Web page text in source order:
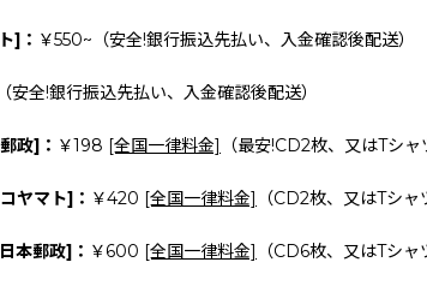
]： ￥550~（安全!銀行振込先払い、入金確認後配送）
安全!銀行振込先払い、入金確認後配送）
政]： ￥198 [全国一律料金] （最安!CD2枚、又はTシ
ヤマト]： ￥420 [全国一律料金] （CD2枚、又はTシ
本郵政]： ￥600 [全国一律料金] （CD6枚、又はTシ